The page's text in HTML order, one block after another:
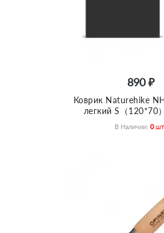
890 ₽
Коврик Naturehike
легкий S（120*70
В Наличии:0 Шт.